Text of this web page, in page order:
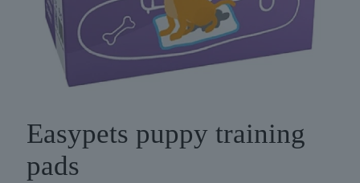
Easypets puppy training
pads